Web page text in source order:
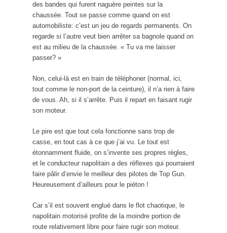
des bandes qui furent naguère peintes sur la
chaussée. Tout se passe comme quand on est
automobiliste: c’est un jeu de regards permanents. On
regarde si l’autre veut bien arrêter sa bagnole quand on
est au milieu de la chaussée. « Tu va me laisser
passer? »
Non, celui-là est en train de téléphoner (normal, ici,
tout comme le non-port de la ceinture), il n’a rien à faire
de vous. Ah, si il s’arrête. Puis il repart en faisant rugir
son moteur.
Le pire est que tout cela fonctionne sans trop de
casse, en tout cas à ce que j’ai vu. Le tout est
étonnamment fluide, on s’invente ses propres règles,
et le conducteur napolitain a des réflexes qui pourraient
faire pâlir d’envie le meilleur des pilotes de Top Gun.
Heureusement d’ailleurs pour le piéton !
Car s’il est souvent englué dans le flot chaotique, le
napolitain motorisé profite de la moindre portion de
route relativement libre pour faire rugir son moteur.